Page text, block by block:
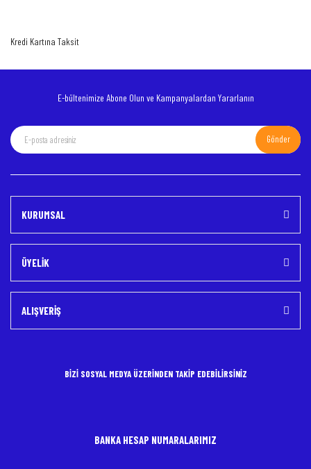
Kredi Kartına Taksit
E-bültenimize Abone Olun ve Kampanyalardan Yararlanın
Gönder
KURUMSAL
ÜYELİK
ALIŞVERİŞ
BİZİ SOSYAL MEDYA ÜZERİNDEN TAKİP EDEBİLİRSİNİZ
BANKA HESAP NUMARALARIMIZ